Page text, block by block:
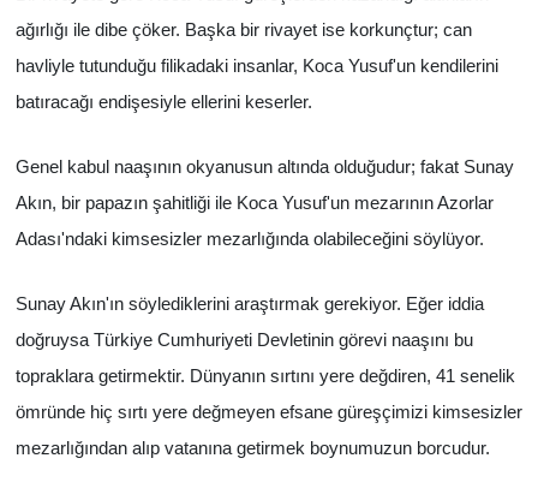
ağırlığı ile dibe çöker. Başka bir rivayet ise korkunçtur; can
havliyle tutunduğu filikadaki insanlar, Koca Yusuf'un kendilerini
batıracağı endişesiyle ellerini keserler.
Genel kabul naaşının okyanusun altında olduğudur; fakat Sunay
Akın, bir papazın şahitliği ile Koca Yusuf'un mezarının Azorlar
Adası'ndaki kimsesizler mezarlığında olabileceğini söylüyor.
Sunay Akın'ın söylediklerini araştırmak gerekiyor. Eğer iddia
doğruysa Türkiye Cumhuriyeti Devletinin görevi naaşını bu
topraklara getirmektir. Dünyanın sırtını yere değdiren, 41 senelik
ömründe hiç sırtı yere değmeyen efsane güreşçimizi kimsesizler
mezarlığından alıp vatanına getirmek boynumuzun borcudur.